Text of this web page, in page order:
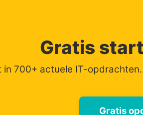
Gratis
in 700+ actuele IT-
Gratis